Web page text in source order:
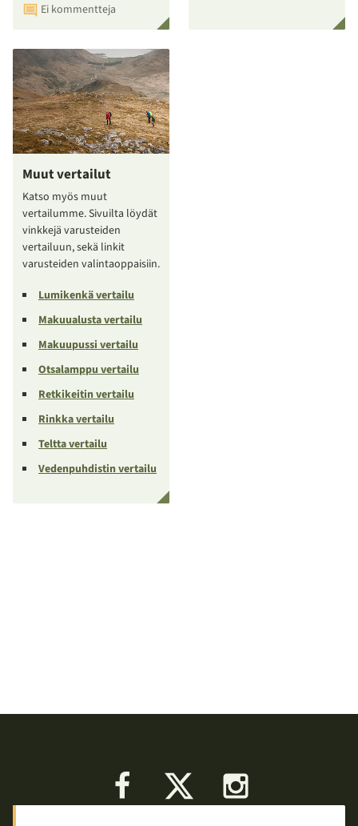
Ei kommentteja
Muut vertailut
Katso myös muut
vertailumme. Sivuilta löydät
vinkkejä varusteiden
vertailuun, sekä linkit
varusteiden valintaoppaisiin.
Lumikenkä vertailu
Makuualusta vertailu
Makuupussi vertailu
Otsalamppu vertailu
Retkikeitin vertailu
Rinkka vertailu
Teltta vertailu
Vedenpuhdistin vertailu
Facebook